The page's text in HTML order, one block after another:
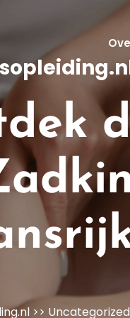
>> Uncategorized